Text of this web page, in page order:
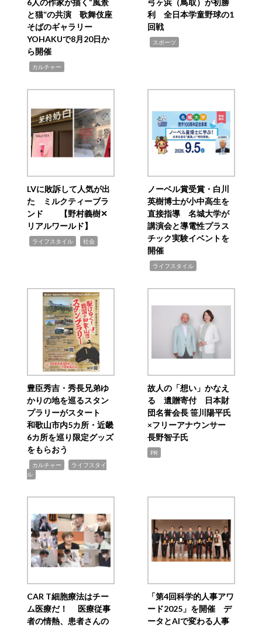
6人の作家が描く“風景
と猫”の共演 歌舞伎座
そばのギャラリー
YOHAKUで8月20日か
ら開催
カルチャー
弓ヶ浜（鳥取）が初勝
利 全日本学童野球の1
回戦
スポーツ
LVに敗訴して人気が出
た ミルクティーブラ
ンド 【野村義樹✕
リアルワールド】
ライフスタイル 社会
ノーベル賞受賞・白川
英樹博士が小中高生を
直接指導 名城大学が
講演会と導電性プラス
チック実験イベントを
開催
ライフスタイル
豊臣秀吉・秀長兄弟ゆ
かりの地を巡るスタン
プラリーがスタート
和歌山市内5カ所・近畿
6カ所を巡り限定グッズ
をもらおう
カルチャー
ライフスタイ
ル
故人の「想い」かなえ
る 遺贈寄付 日本財
団名誉会長 笹川陽平氏
×フリーアナウンサー
長野智子氏
PR
CAR T細胞療法はチー
ム医療だ！ 医療従事
者の情熱、患者さんの
「第4回科学的人事アワ
ード2025」を開催 デ
ータとAIで変わる人事